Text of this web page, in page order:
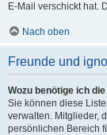
E-Mail verschickt hat.
Nach oben
Freunde und
Wozu benötige ich
Sie können diese
verwalten. Mitglieder,
persönlichen Bereich